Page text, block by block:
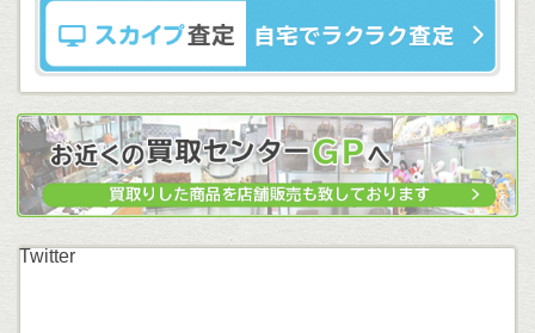
Twitter